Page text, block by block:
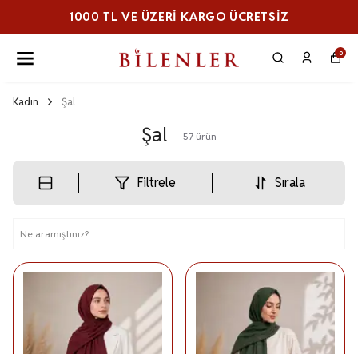
1000 TL VE ÜZERI KARGO ÜCRETSİZ
0
Kadın Şal
Şal 57 ürün
Filtrele Sırala